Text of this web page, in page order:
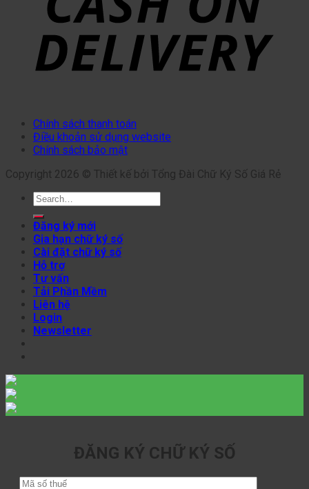
Chính sách thanh toán
Điều khoản sử dụng website
Chính sách bảo mật
Copyright 2026 © Thiết kế bởi Tổng Đài Chữ Ký Số Giá Rẻ
Search
for:
Đăng ký mới
Gia hạn chữ ký số
Cài đặt chữ ký số
Hỗ trợ
Tư vấn
Tải Phần Mềm
Liên hệ
Login
Newsletter
ĐĂNG KÝ CHỮ KÝ SỐ